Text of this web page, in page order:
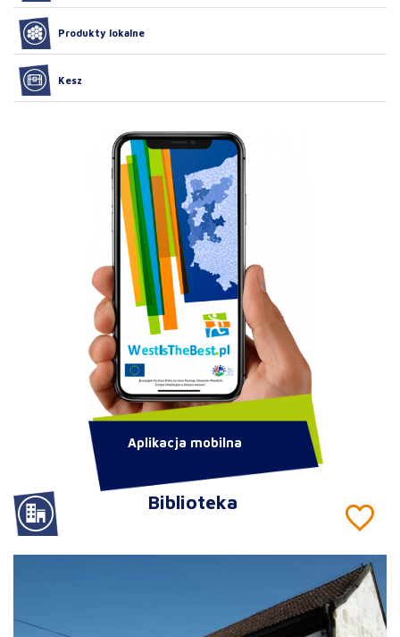
Biblioteka
Produkty lokalne
Kesz
Aplikacja mobilna